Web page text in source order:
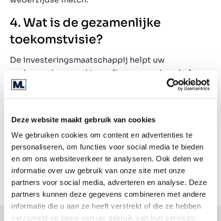
Deze website maakt gebruik van cookies
We gebruiken cookies om content en advertenties te
personaliseren, om functies voor social media te bieden
en om ons websiteverkeer te analyseren. Ook delen we
informatie over uw gebruik van onze site met onze
partners voor social media, adverteren en analyse. Deze
partners kunnen deze gegevens combineren met andere
informatie die u aan ze heeft verstrekt of die ze hebben
verzameld op basis van uw gebruik van hun services.
4. Wat is de gezamenlijke
toekomstvisie?
De investeringsmaatschappij helpt uw
onderneming groei te realiseren, om haar belang
vervolgens (gemiddeld na vijf tot zeven jaar) met
concurrent, omdat die bereid zijn meer te
betalen. Goede afspraken zijn daarom essentieel.
Maak bijvoorbeeld van meet af aan duidelijk dat u
op dat moment niet mee wil verkopen (en uw
onderneming kwijtraken).